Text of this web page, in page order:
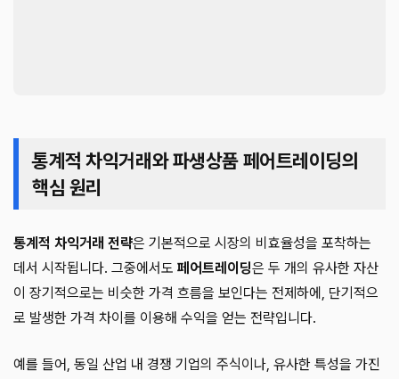
통계적 차익거래와 파생상품 페어트레이딩의
핵심 원리
통계적 차익거래 전략은 기본적으로 시장의 비효율성을 포착하는
데서 시작됩니다. 그중에서도 페어트레이딩은 두 개의 유사한 자산
이 장기적으로는 비슷한 가격 흐름을 보인다는 전제하에, 단기적으
로 발생한 가격 차이를 이용해 수익을 얻는 전략입니다.
예를 들어, 동일 산업 내 경쟁 기업의 주식이나, 유사한 특성을 가진